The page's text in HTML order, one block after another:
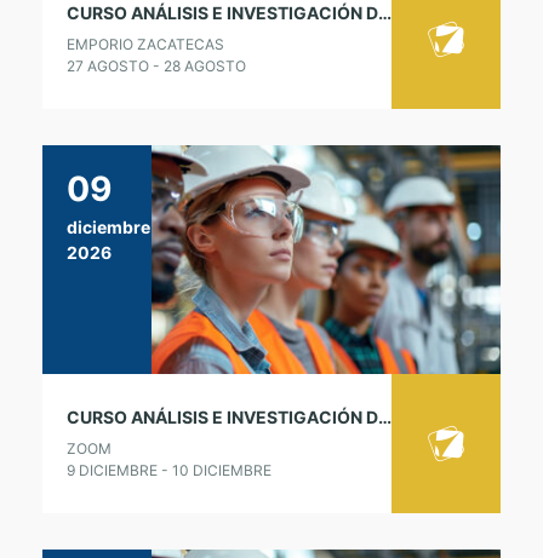
CURSO ANÁLISIS E INVESTIGACIÓN DE ACCIDENTES E INCIDENTES – LÍDER ICAM
EMPORIO ZACATECAS
27 AGOSTO - 28 AGOSTO
09
diciembre
2026
CURSO ANÁLISIS E INVESTIGACIÓN DE ACCIDENTES E INCIDENTES – LÍDER ICAM
ZOOM
9 DICIEMBRE - 10 DICIEMBRE